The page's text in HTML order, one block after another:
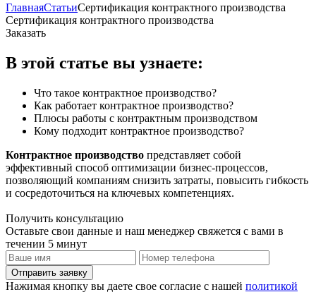
ГлавнаяСтатьиСертификация контрактного производства
Сертификация контрактного производства
Заказать
В этой статье вы узнаете:
Что такое контрактное производство?
Как работает контрактное производство?
Плюсы работы с контрактным производством
Кому подходит контрактное производство?
Контрактное производство представляет собой
эффективный способ оптимизации бизнес-процессов,
позволяющий компаниям снизить затраты, повысить гибкость
и сосредоточиться на ключевых компетенциях.
Получить консультацию
Оставьте свои данные и наш менеджер свяжется с вами в
течении 5 минут
Отправить заявку
Нажимая кнопку вы даете свое согласие с нашей политикой